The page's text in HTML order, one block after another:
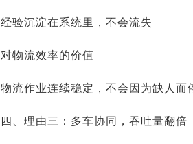
经验沉淀在系统里，不会流失
对物流效率的价值
物流作业连续稳定，不会因为缺人而
四、理由三：多车协同，吞吐量翻倍